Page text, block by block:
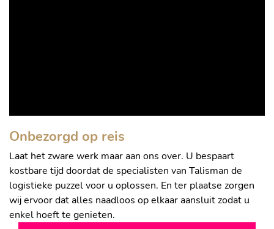
Onbezorgd op reis
Laat het zware werk maar aan ons over. U bespaart
kostbare tijd doordat de specialisten van Talisman de
logistieke puzzel voor u oplossen. En ter plaatse zorgen
wij ervoor dat alles naadloos op elkaar aansluit zodat u
enkel hoeft te genieten.